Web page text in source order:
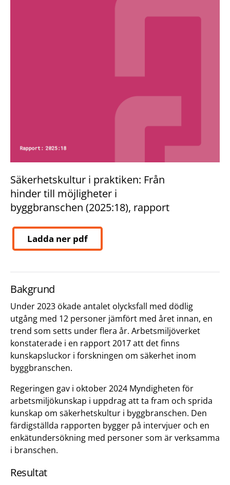
Säkerhetskultur i praktiken: Från
hinder till möjligheter i
byggbranschen (2025:18), rapport
Ladda ner pdf
Bakgrund
Under 2023 ökade antalet olycksfall med dödlig
utgång med 12 personer jämfört med året innan, en
trend som setts under flera år. Arbetsmiljöverket
konstaterade i en rapport 2017 att det finns
kunskapsluckor i forskningen om säkerhet inom
byggbranschen.
Regeringen gav i oktober 2024 Myndigheten för
arbetsmiljökunskap i uppdrag att ta fram och sprida
kunskap om säkerhetskultur i byggbranschen. Den
färdigställda rapporten bygger på intervjuer och en
enkätundersökning med personer som är verksamma
i branschen.
Resultat